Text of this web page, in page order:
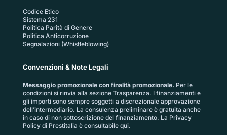
Codice Etico
Sistema 231
Politica Parità di Genere
Politica Anticorruzione
Segnalazioni (Whistleblowing)
Convenzioni & Note Legali
Messaggio promozionale con finalità promozionale. Per le
condizioni si rinvia alla sezione Trasparenza. I finanziamenti e
gli importi sono sempre soggetti a discrezionale approvazione
dell’intermediario. La consulenza preliminare è gratuita anche
in caso di non sottoscrizione del finanziamento. La Privacy
Policy di Prestitalia è consultabile qui.